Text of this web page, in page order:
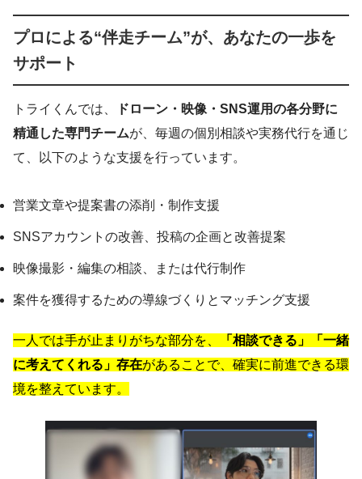
プロによる“伴走チーム”が、あなたの一歩を
サポート
トライくんでは、
ドローン・映像・SNS運用の各分野に
精通した専門チームが、毎週の個別相談や実務代行を通じ
て、以下のような支援を行っています。
営業文章や提案書の添削・制作支援
SNSアカウントの改善、投稿の企画と改善提案
映像撮影・編集の相談、または代行制作
案件を獲得するための導線づくりとマッチング支援
一人では手が止まりがちな部分を、
「相談できる」「一緒
に考えてくれる」存在があることで、確実に前進できる環
境を整えています。